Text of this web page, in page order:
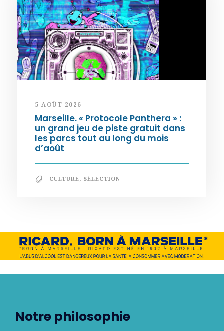
5 AOÛT 2026
Marseille. « Protocole Panthera » :
un grand jeu de piste gratuit dans
les parcs tout au long du mois
d’août
CULTURE, SÉLECTION
Notre philosophie